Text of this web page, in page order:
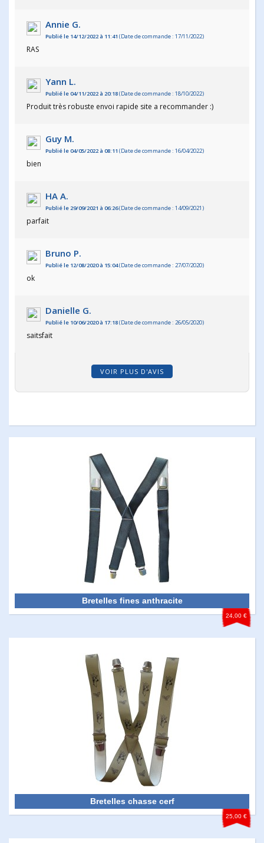
Annie G.
Publié le 14/12/2022 à 11:41 (Date de commande : 17/11/2022)
RAS
Yann L.
Publié le 04/11/2022 à 20:18(Date de commande : 18/10/2022)
Produit très robuste envoi rapide site a recommander :)
Guy M.
Publié le 04/05/2022 à 08:11 (Date de commande : 16/04/2022)
bien
HA A.
Publié le 29/09/2021 à 06:26(Date de commande : 14/09/2021)
parfait
Bruno P.
Publié le 12/08/2020 à 15:04(Date de commande : 27/07/2020)
ok
Danielle G.
Publié le 10/06/2020 à 17:18(Date de commande : 26/05/2020)
saitsfait
VOIR PLUS D'AVIS
Bretelles fines anthracite
24,00 €
Bretelles chasse cerf
25,00 €